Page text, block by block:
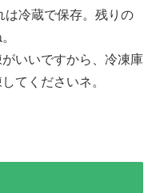
は冷蔵で保存。残りの
いいですから、冷凍庫
てくださいネ。